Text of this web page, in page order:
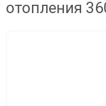
отопления